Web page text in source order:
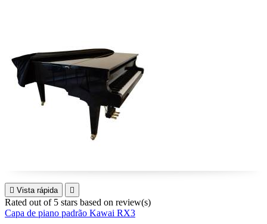
 Vista rápida 
Rated out of 5 stars based on review(s)
Capa de piano padrão Kawai RX3